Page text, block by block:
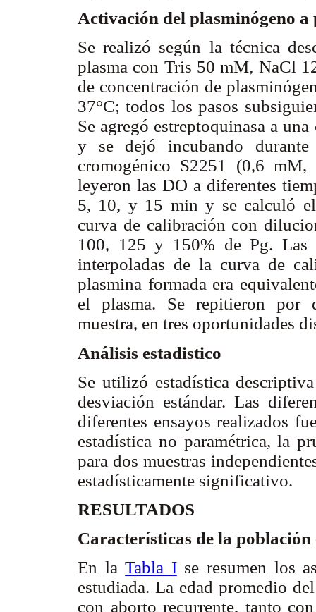
Activación del plasminógeno
Se realizó según la técnica
plasma con Tris 50 mM, NaCl
de concentración de
37°C; todos los pasos
Se agregó estreptoquinasa a
y se dejó incubando
cromogénico S2251 (0,6
leyeron las DO a diferentes
5, 10, y 15 min y se calculó el
curva de calibración con
100, 125 y 150% de Pg. Las
interpoladas de la curva de
plasmina formada era
el plasma. Se repitieron por
muestra, en tres oportunidades
Análisis estadistico
Se utilizó estadística
desviación estándar. Las
diferentes ensayos realizados
estadística no paramétrica, la
para dos muestras
estadísticamente significativo.
RESULTADOS
Características de la población
En laTabla Ise resumen los
estudiada. La edad promedio
con aborto recurrente, tanto